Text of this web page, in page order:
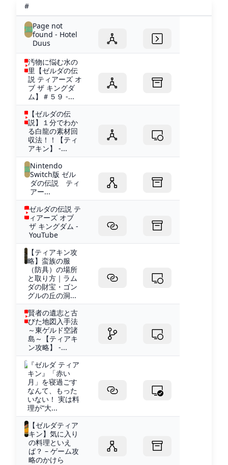
#
Page not
found - Hotel
Duus
汚物に悩む水の
里【ゼルダの伝
説 ティアーズ オ
ブ ザ キングダ
ム】＃５９ -...
【ゼルダの伝
説】１分でわか
る白龍の素材回
収法！！【ティ
アキン】 -...
Nintendo
Switch版 ゼル
ダの伝説 ティ
アー...
ゼルダの伝説 テ
ィアーズ オブ
ザ キングダム -
YouTube
【ティアキン攻
略】蛮族の服
（防具）の場所
と取り方｜ラム
ダの財宝・ゴン
グルの丘の洞...
賢者の遺志と古
びた地図入手法
～東ゲルド空諸
島～【ティアキ
ン攻略】 -...
『ゼルダ ティア
キン』「赤い
月」を寝過ごす
なんて、もった
いない！ 実は料
理が“大...
【ゼルダティア
キン】気に入り
の料理といえ
ば？ – ゲーム攻
略のかけら